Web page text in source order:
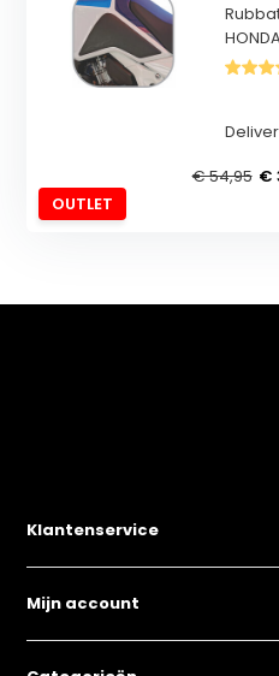
OUTLET
€ 54,95 €
Klantenservice
Mijn account